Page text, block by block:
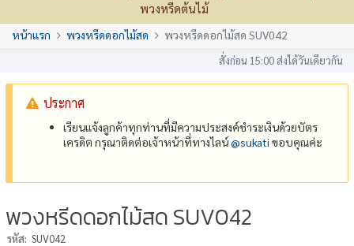
พวงหรีดต้นไม้
หน้าแรก พวงหรีดดอกไม้สด พวงหรีดดอกไม้สด SUV042
สั่งก่อน 15:00 ส่งได้วันเดียวกัน
ประกาศ
เรียนแจ้งลูกค้าทุกท่านที่มีความประสงค์ชำระเงินด้วยบัตร
เครดิต กรุณาติดต่อเจ้าหน้าที่ทางไลน์@‌sukati ขอบคุณค่ะ
พวงหรีดดอกไม้สด SUV042
รหัส: SUV042